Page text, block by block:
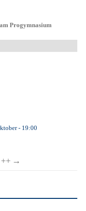
Progymnasium
- 19:00
++ →